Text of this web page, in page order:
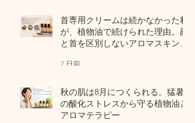
首専用クリームは続かなかった私
が、植物油で続けられた理由。顔
と首を区別しないアロマスキンケ
2 日前
秋の肌は8月につくられる。猛暑
の酸化ストレスから守る植物油と
アロマテラピー